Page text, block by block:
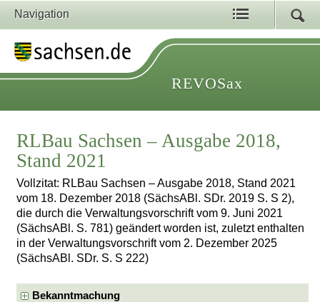
Navigation
REVOSax
RLBau Sachsen – Ausgabe 2018,
Stand 2021
Vollzitat: RLBau Sachsen – Ausgabe 2018, Stand 2021
vom 18. Dezember 2018 (SächsABl. SDr. 2019 S. S 2),
die durch die Verwaltungsvorschrift vom 9. Juni 2021
(SächsABl. S. 781) geändert worden ist, zuletzt enthalten
in der Verwaltungsvorschrift vom 2. Dezember 2025
(SächsABl. SDr. S. S 222)
Bekanntmachung